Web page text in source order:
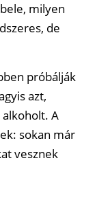
milyen
de
próbálják
azt,
A
sokan már
vesznek